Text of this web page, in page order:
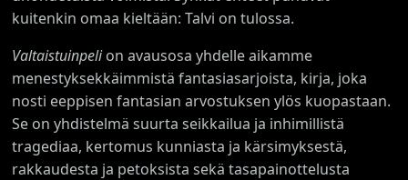
kuitenkin omaa kieltään: Talvi on tulossa.
Valtaistuinpelion avausosa yhdelle aikamme
menestyksekkäimmistä fantasiasarjoista, kirja, joka
nosti eeppisen fantasian arvostuksen ylös kuopastaan.
Se on yhdistelmä suurta seikkailua ja inhimillistä
tragediaa, kertomus kunniasta ja kärsimyksestä,
rakkaudesta ja petoksista sekä tasapainottelusta